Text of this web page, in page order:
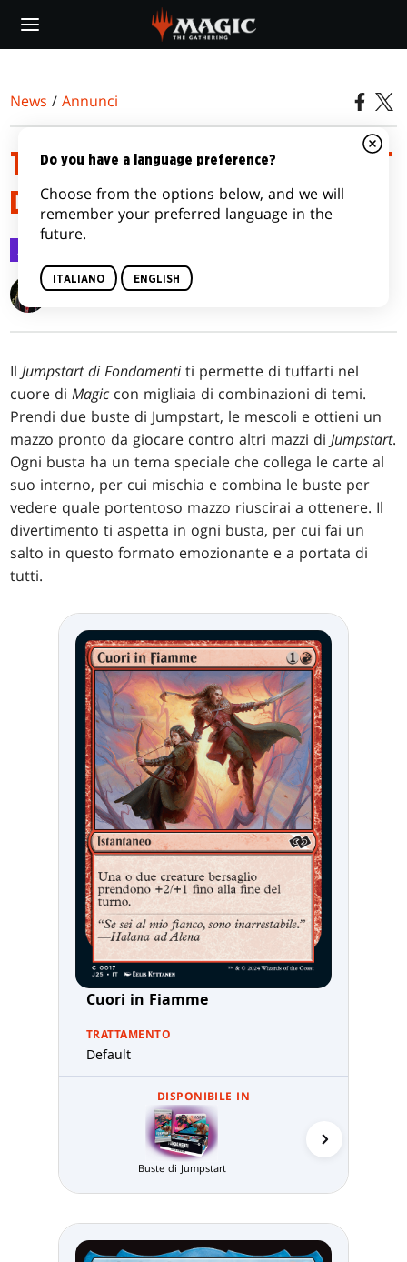
main
News /Annunci
TEMI DELLE BUSTE JUMPSTART
DI FONDAMENTI
Annunci
Jubilee Finnegan
IlJumpstart di Fondamenti ti permette di tuffarti nel
cuore diMagic con migliaia di combinazioni di temi.
Prendi due buste di Jumpstart, le mescoli e ottieni un
mazzo pronto da giocare contro altri mazzi diJumpstart.
Ogni busta ha un tema speciale che collega le carte al
suo interno, per cui mischia e combina le buste per
vedere quale portentoso mazzo riuscirai a ottenere. Il
divertimento ti aspetta in ogni busta, per cui fai un
salto in questo formato emozionante e a portata di
tutti.
Cuori in Fiamme
TRATTAMENTO
Default
DISPONIBILE IN
Buste di Jumpstart
Do you have a language preference?
Choose from the options below, and we will
remember your preferred language in the
future.
ITALIANO ENGLISH